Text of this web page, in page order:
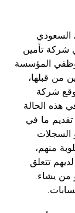
السعودي
تأمين
المؤسسة
من قبلها،
شركة
هذه الحالة
ما في
السجلات
منهم،
تتعلق
من يشاء.